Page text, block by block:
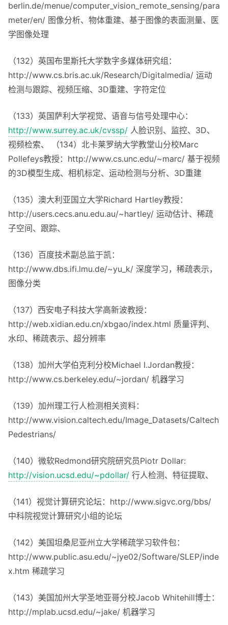
berlin.de/menue/computer_vision_remote_sensing/para
meter/en/ 图像分析、物体重建、基于图像的表面测量、医
学图像处理
（132）英国布里斯托大学数字多媒体研究组：
http://www.cs.bris.ac.uk/Research/Digitalmedia/ 运动
检测与跟踪、视频压缩、3D重建、字符定位
（133）英国萨利大学视觉、语音与信号处理中心：
http://www.surrey.ac.uk/cvssp/ 人脸识别、监控、3D、
视频检索、 （134）北卡莱罗纳大学教堂山分校Marc
Pollefeys教授：http://www.cs.unc.edu/~marc/ 基于视频
的3D模型生成、相机标定、运动检测与分析、3D重建
（135）澳大利亚国立大学Richard Hartley教授：
http://users.cecs.anu.edu.au/~hartley/ 运动估计、稀疏
子空间、跟踪、
（136）百度技术副总监于凯：
http://www.dbs.ifi.lmu.de/~yu_k/ 深度学习，稀疏表示，
图像分类
（137）西安电子科技大学高新波教授：
http://web.xidian.edu.cn/xbgao/index.html 质量评判、
水印、稀疏表示、超分辨率
（138）加州大学伯克利分校Michael I.Jordan教授：
http://www.cs.berkeley.edu/~jordan/ 机器学习
（139）加州理工行人检测相关资料：
http://www.vision.caltech.edu/Image_Datasets/Caltech
Pedestrians/
（140）微软Redmond研究院研究员Piotr Dollar:
http://vision.ucsd.edu/~pdollar/ 行人检测、特征提取、
（141）视觉计算研究论坛：http://www.sigvc.org/bbs/
中科院视觉计算研究小组的论坛
（142）美国坦桑尼亚州立大学稀疏学习软件包：
http://www.public.asu.edu/~jye02/Software/SLEP/inde
x.htm 稀疏学习
（143）美国加州大学圣地亚哥分校Jacob Whitehill博士：
http://mplab.ucsd.edu/~jake/ 机器学习